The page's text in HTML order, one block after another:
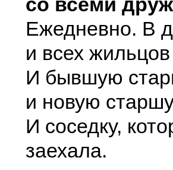
Ежедневно. В
и всех
И бывшую
и новую
И соседку,
заехала.